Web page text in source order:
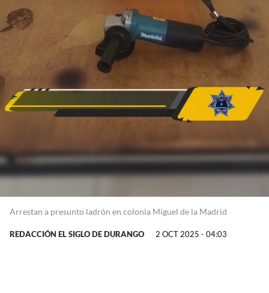
Arrestan a presunto ladrón en colonia Miguel de la Madrid
REDACCIÓN EL SIGLO DE DURANGO 2 OCT 2025 - 04:03